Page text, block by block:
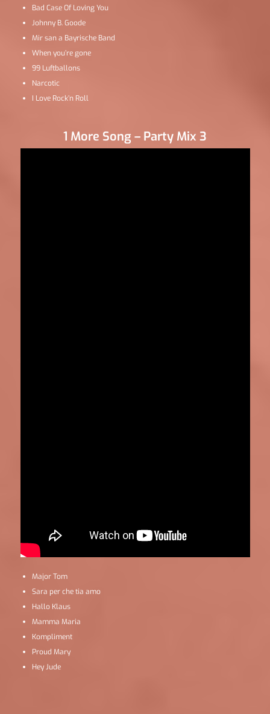
Bad Case Of Loving You
Johnny B. Goode
Mir san a Bayrische Band
When you’re gone
99 Luftballons
Narcotic
I Love Rock’n Roll
1 More Song – Party Mix 3
Major Tom
Sara per che tia amo
Hallo Klaus
Mamma Maria
Kompliment
Proud Mary
Hey Jude